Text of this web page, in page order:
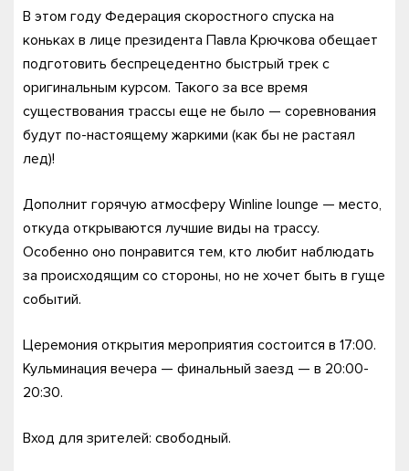
В этом году Федерация скоростного спуска на
коньках в лице президента Павла Крючкова обещает
подготовить беспрецедентно быстрый трек с
оригинальным курсом. Такого за все время
существования трассы еще не было — соревнования
будут по-настоящему жаркими (как бы не растаял
лед)!
Дополнит горячую атмосферу Winline lounge — место,
откуда открываются лучшие виды на трассу.
Особенно оно понравится тем, кто любит наблюдать
за происходящим со стороны, но не хочет быть в гуще
событий.
Церемония открытия мероприятия состоится в 17:00.
Кульминация вечера — финальный заезд — в 20:00-
20:30.
Вход для зрителей: свободный.